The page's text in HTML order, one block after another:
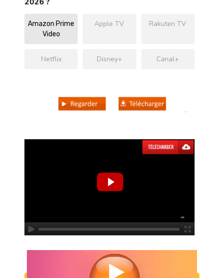
Amazon Prime
Video
Apple TV Rakuten TV
Netflix Disney+ Canal+